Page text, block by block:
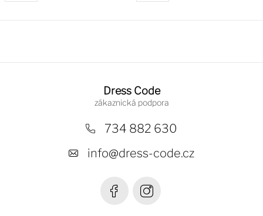
Dress Code
734 882 630
info@dress-code.cz